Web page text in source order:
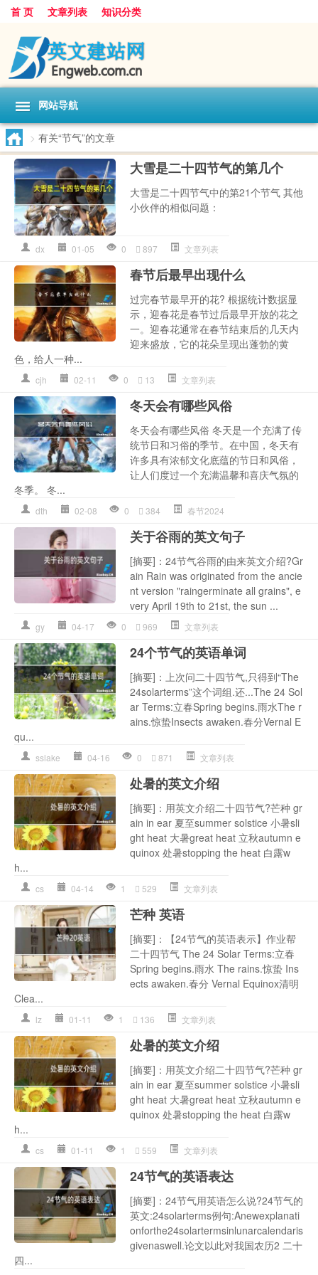
首 页 文章列表 知识分类
网站导航
> 有关“节气”的文章
大雪是二十四节气的第几个
大雪是二十四节气中的第21个节气 其他
小伙伴的相似问题：
dx 01-05 0 897 文章列表
春节后最早出现什么
过完春节最早开的花? 根据统计数据显
示，迎春花是春节过后最早开放的花之
一。迎春花通常在春节结束后的几天内
迎来盛放，它的花朵呈现出蓬勃的黄
色，给人一种...
cjh 02-11 0 13 文章列表
冬天会有哪些风俗
冬天会有哪些风俗 冬天是一个充满了传
统节日和习俗的季节。在中国，冬天有
许多具有浓郁文化底蕴的节日和风俗，
让人们度过一个充满温馨和喜庆气氛的
冬季。 冬...
dth 02-08 0 384 春节2024
关于谷雨的英文句子
[摘要]：24节气谷雨的由来英文介绍?Gr
ain Rain was originated from the ancie
nt version "raingerminate all grains", e
very April 19th to 21st, the sun ...
gy 04-17 0 969 文章列表
24个节气的英语单词
[摘要]：上次问二十四节气,只得到“The
24solarterms”这个词组.还...The 24 Sol
ar Terms:立春Spring begins.雨水The r
ains.惊蛰Insects awaken.春分Vernal E
qu...
sslake 04-16 0 871 文章列表
处暑的英文介绍
[摘要]：用英文介绍二十四节气?芒种 gr
ain in ear 夏至summer solstice 小暑sli
ght heat 大暑great heat 立秋autumn e
quinox 处暑stopping the heat 白露w
h...
cs 04-14 1 529 文章列表
芒种 英语
[摘要]：【24节气的英语表示】作业帮
二十四节气 The 24 Solar Terms:立春
Spring begins.雨水 The rains.惊蛰 Ins
ects awaken.春分 Vernal Equinox清明
Clea...
lz 01-11 1 136 文章列表
处暑的英文介绍
[摘要]：用英文介绍二十四节气?芒种 gr
ain in ear 夏至summer solstice 小暑sli
ght heat 大暑great heat 立秋autumn e
quinox 处暑stopping the heat 白露w
h...
cs 01-11 1 559 文章列表
24节气的英语表达
[摘要]：24节气用英语怎么说?24节气的
英文:24solarterms例句:Anewexplanati
onforthe24solartermsinlunarcalendaris
givenaswell.论文以此对我国农历2 二十
四...